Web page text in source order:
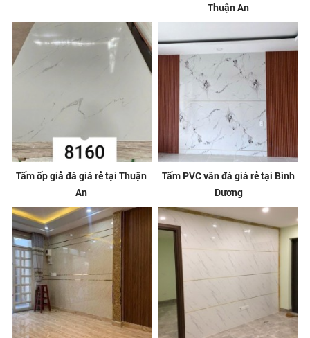
Thuận An
Tấm ốp giả đá giá rẻ tại Thuận
An
Tấm PVC vân đá giá rẻ tại Bình
Dương